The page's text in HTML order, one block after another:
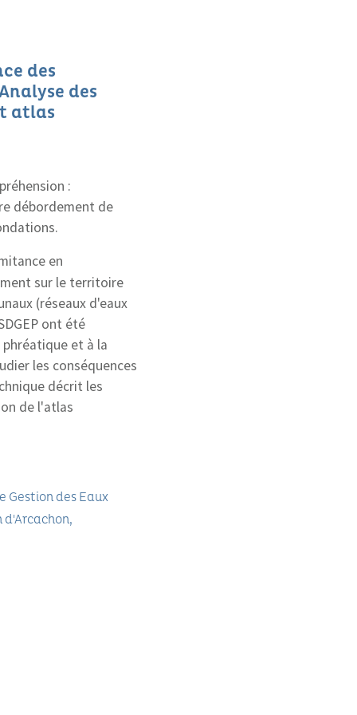
des
des
atlas
:
débordement de
en
sur le territoire
(réseaux d'eaux
ont été
et à la
les conséquences
décrit les
de l'atlas
Gestion des Eaux
d'Arcachon